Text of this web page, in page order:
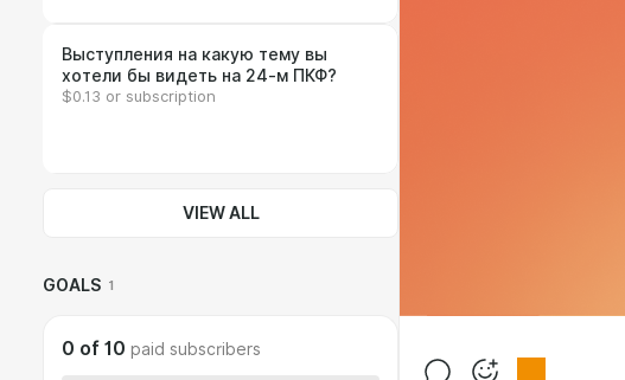
Выступления на какую тему вы
хотели бы видеть на 24-м ПКФ?
$0.13 or subscription
VIEW ALL
GOALS 1
0 of 10 paid subscribers